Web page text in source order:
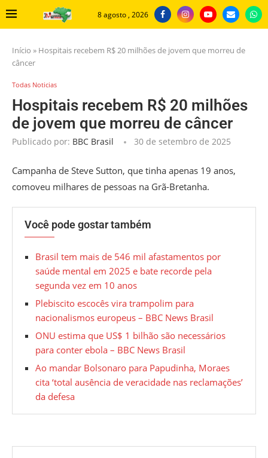
8 agosto , 2026
Início » Hospitais recebem R$ 20 milhões de jovem que morreu de
câncer
Todas Noticias
Hospitais recebem R$ 20 milhões
de jovem que morreu de câncer
Publicado por: BBC Brasil 30 de setembro de 2025
Campanha de Steve Sutton, que tinha apenas 19 anos,
comoveu milhares de pessoas na Grã-Bretanha.
Você pode gostar também
Brasil tem mais de 546 mil afastamentos por
saúde mental em 2025 e bate recorde pela
segunda vez em 10 anos
Plebiscito escocês vira trampolim para
nacionalismos europeus – BBC News Brasil
ONU estima que US$ 1 bilhão são necessários
para conter ebola – BBC News Brasil
Ao mandar Bolsonaro para Papudinha, Moraes
cita ‘total ausência de veracidade nas reclamações’
da defesa